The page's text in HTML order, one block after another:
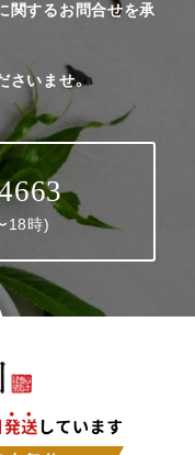
関するお問合せを承
さいませ。
18時)